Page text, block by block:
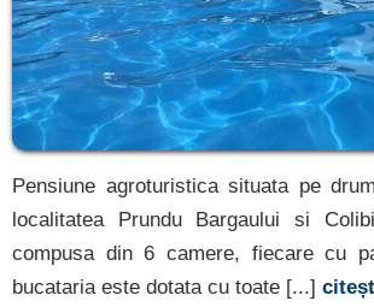
Pensiune agroturistica situata pe
localitatea Prundu Bargaului si
compusa din 6 camere, fiecare cu
bucataria este dotata cu toate [...]